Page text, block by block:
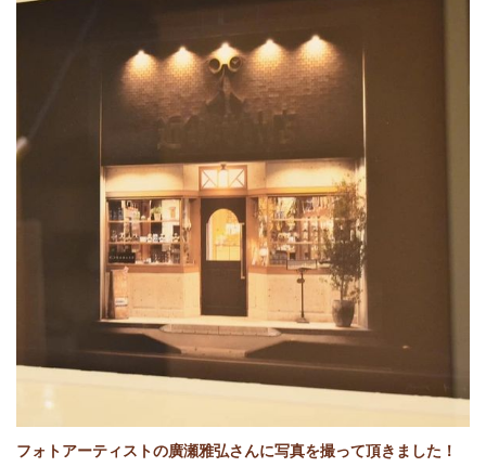
フォトアーティストの廣瀬雅弘さんに写真を撮って頂きました！